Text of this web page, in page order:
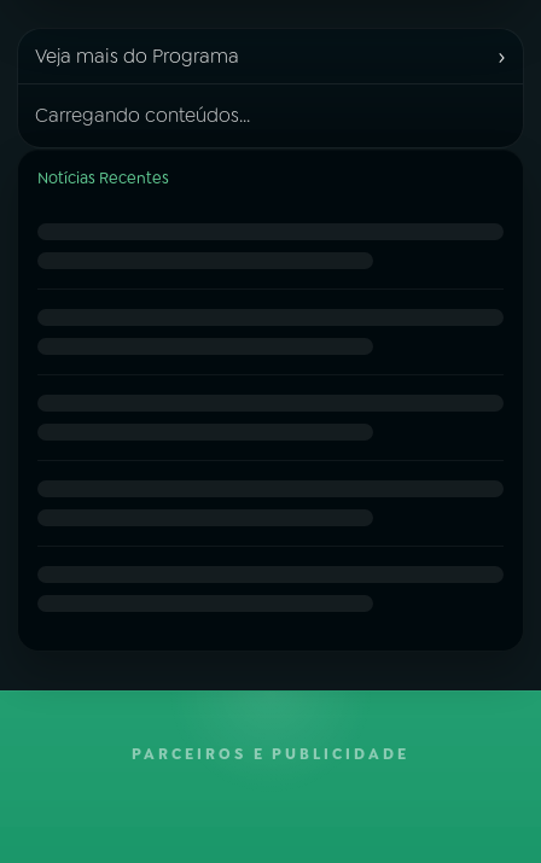
Veja mais do Programa ›
Carregando conteúdos...
Notícias Recentes
PARCEIROS E PUBLICIDADE